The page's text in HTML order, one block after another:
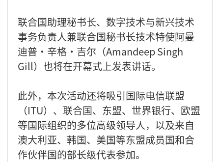
联合国助理秘书长、数字技术与新兴技术
事务负责人兼联合国秘书长技术特使阿曼
迪普·辛格·吉尔（Amandeep Singh
Gill）也将在开幕式上发表讲话。
此外，本次活动还将吸引国际电信联盟
（ITU）、联合国、东盟、世界银行、欧盟
等国际组织的多位高级领导人，以及来自
澳大利亚、韩国、美国等东盟成员国和合
作伙伴国的部长级代表参加。